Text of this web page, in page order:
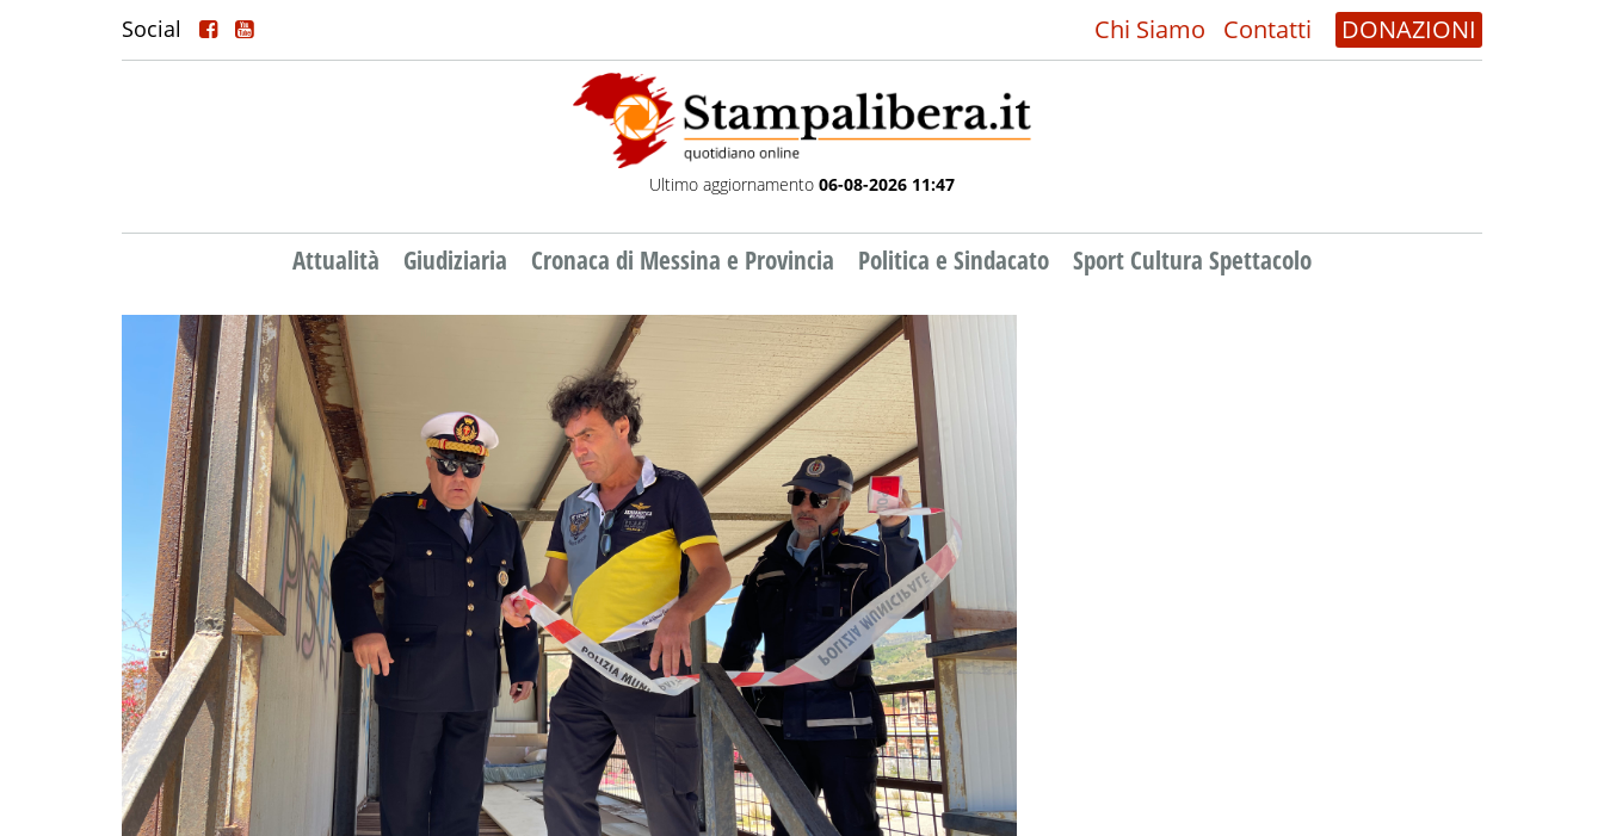
Social Chi Siamo Contatti DONAZIONI
Ultimo aggiornamento 06-08-2026 11:47
Attualità Giudiziaria Cronaca di Messina e Provincia Politica e Sindacato Sport Cultura Spettacolo